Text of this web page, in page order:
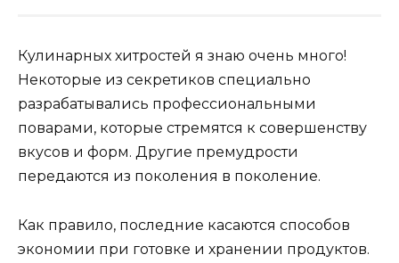
Кулинарных хитростей я знаю очень много!
Некоторые из секретиков специально
разрабатывались профессиональными
поварами, которые стремятся к совершенству
вкусов и форм. Другие премудрости
передаются из поколения в поколение.
Как правило, последние касаются способов
экономии при готовке и хранении продуктов.